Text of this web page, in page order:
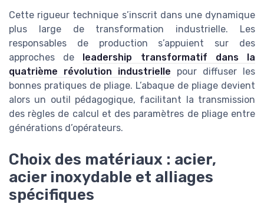
Cette rigueur technique s’inscrit dans une dynamique
plus large de transformation industrielle. Les
responsables de production s’appuient sur des
approches de leadership transformatif dans la
quatrième révolution industrielle pour diffuser les
bonnes pratiques de pliage. L’abaque de pliage devient
alors un outil pédagogique, facilitant la transmission
des règles de calcul et des paramètres de pliage entre
générations d’opérateurs.
Choix des matériaux : acier,
acier inoxydable et alliages
spécifiques